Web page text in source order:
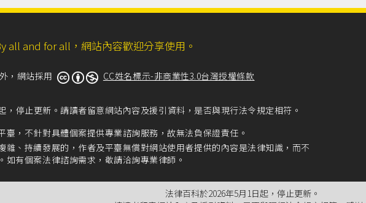
all and for all，網站內容歡迎分享使用。
，網站採用 CC姓名標示-非商業性3.0台灣授權條款
，停止更新。請讀者留意網站內容及援引資料，是否與現行法令規定相符。
臺，不針對具體個案提供專業諮詢服務，故無法負保證責任。
雜、持續發展的，作者及平臺無償對網站使用者提供的內容是法律知識，而不
如有個案法律諮詢需求，敬請洽詢專業律師。
法律百科於2026年5月1日起，停止更新。